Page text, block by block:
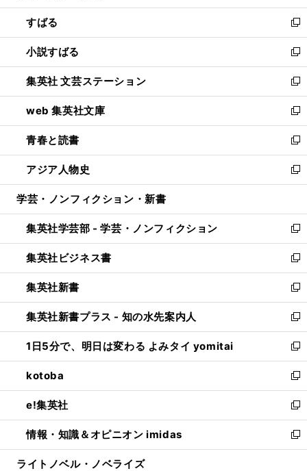
開
く
ウ
で
開
く
ン
ド
ウ
で
開
く
すばる
新
し
い
ウ
ィ
ン
ド
ウ
で
開
く
小説すばる
新
し
い
ウ
ィ
ン
ド
ウ
で
開
集英社 文芸ステーション
新
し
い
ウ
ィ
ン
ド
ウ
開
く
web 集英社文庫
新
し
い
ウ
ィ
ン
ウ
で
開
く
青春と読書
新
し
い
ウ
ン
ド
ウ
で
開
く
アジア人物史
新
し
ウ
ィ
ン
ド
ウ
で
開
く
学芸・ノンフィクション・新書
集英社学芸部 - 学芸・ノンフィクション
新
し
い
ウ
ィ
ン
ド
ウ
で
開
く
集英社ビジネス書
新
し
い
ウ
ィ
ン
ド
ウ
で
開
く
集英社新書
新
し
い
ウ
ィ
ン
ド
ウ
で
開
く
集英社新書プラス - 知の水先案内人
新
し
い
ウ
ィ
ン
ド
ウ
で
開
1日5分で、明日は変わる よみタイ yomitai
新
し
い
ウ
ィ
ン
ド
ウ
kotoba
新
し
い
ウ
ィ
ン
e!集英社
新
し
い
ウ
情報・知識＆オピニオン imidas
新
し
ライトノベル・ノベライズ